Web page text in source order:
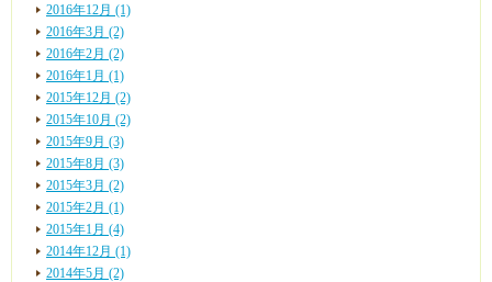
2016年12月 (1)
2016年3月 (2)
2016年2月 (2)
2016年1月 (1)
2015年12月 (2)
2015年10月 (2)
2015年9月 (3)
2015年8月 (3)
2015年3月 (2)
2015年2月 (1)
2015年1月 (4)
2014年12月 (1)
2014年5月 (2)